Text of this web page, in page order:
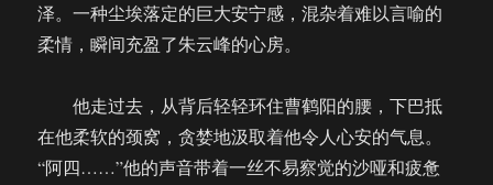
泽。一种尘埃落定的巨大安宁感，混杂着难以言喻的
柔情，瞬间充盈了朱云峰的心房。
他走过去，从背后轻轻环住曹鹤阳的腰，下巴抵
在他柔软的颈窝，贪婪地汲取着他令人心安的气息。
“阿四……”他的声音带着一丝不易察觉的沙哑和疲惫